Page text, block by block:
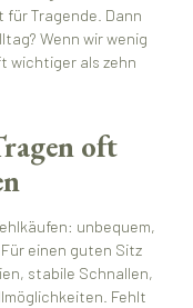
für Tragende. Dann
Wenn wir wenig
wichtiger als zehn
oft
unbequem,
einen guten Sitz
stabile Schnallen,
Fehlt